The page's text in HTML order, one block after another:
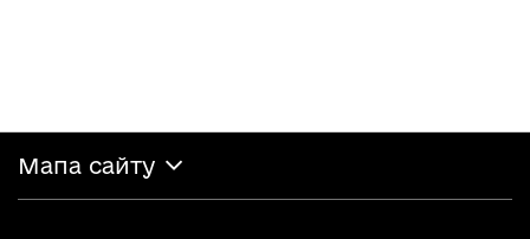
Мапа сайту